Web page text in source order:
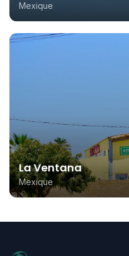
Mexique
La Ventana
Mexique